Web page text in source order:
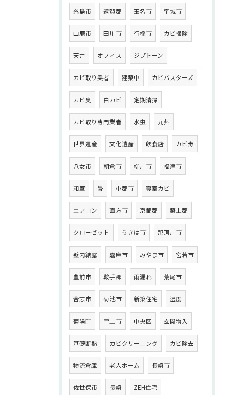
糸島市 遠賀郡 玉名市 宇城市
山鹿市 田川市 行橋市 カビ掃除
天井 オフィス ジプトーン
カビ取り業者 建築中 カビバスターズ
カビ臭 白カビ 定期清掃
カビ取り専門業者 水虫 九州
世界遺産 文化遺産 飲食店 カビ毒
八女市 朝倉市 柳川市 福津市
和室 畳 小郡市 寝室カビ
エアコン 直方市 京都郡 築上郡
クローゼット うきは市 那珂川市
壁内結露 嘉麻市 みやま市 宮若市
豊前市 鞍手郡 雨漏れ 荒尾市
合志市 菊池市 新築住宅 湿度
菊陽町 宇土市 中央区 玄関物入
基礎断熱 カビクリーニング カビ除去
物流倉庫 老人ホーム 長崎市
佐世保市 長崎 ZEH住宅